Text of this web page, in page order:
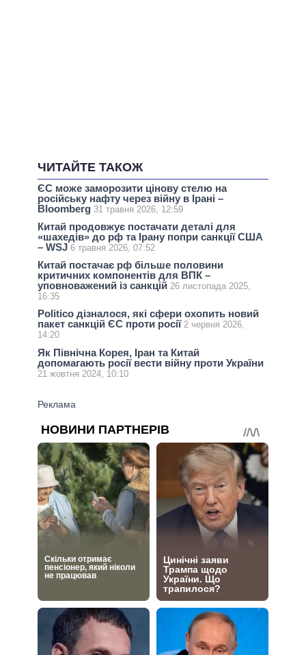
ЧИТАЙТЕ ТАКОЖ
ЄС може заморозити цінову стелю на
російську нафту через війну в Ірані –
Bloomberg 31 травня 2026, 12:59
Китай продовжує постачати деталі для
«шахедів» до рф та Ірану попри санкції США
– WSJ 6 травня 2026, 07:52
Китай постачає рф більше половини
критичних компонентів для ВПК –
уповноважений із санкцій 26 листопада 2025,
16:35
Politico дізналося, які сфери охопить новий
пакет санкцій ЄС проти росії 2 червня 2026,
14:20
Як Північна Корея, Іран та Китай
допомагають росії вести війну проти України
21 жовтня 2024, 10:10